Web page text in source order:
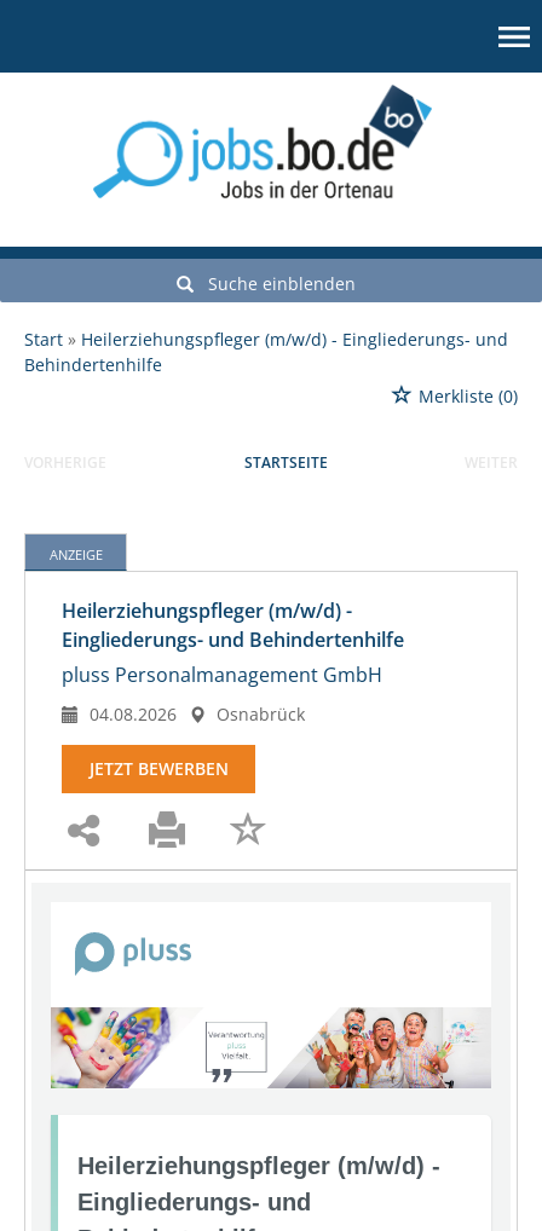
Suche einblenden
Start
Heilerziehungspfleger (m/w/d) - Eingliederungs- und
Behindertenhilfe
Merkliste (0)
VORHERIGE STARTSEITE WEITER
ANZEIGE
Heilerziehungspfleger (m/w/d) -
Eingliederungs- und Behindertenhilfe
pluss Personalmanagement GmbH
04.08.2026 Osnabrück
JETZT BEWERBEN